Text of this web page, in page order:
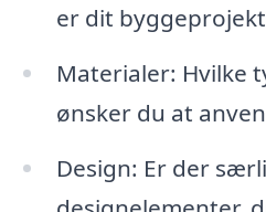
er dit
Materialer: Hvilke
ønsker du at
Design: Er der